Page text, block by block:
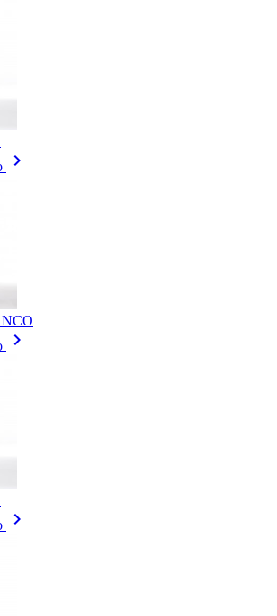
keyboard_arrow_right
keyboard_arrow_right
keyboard_arrow_right